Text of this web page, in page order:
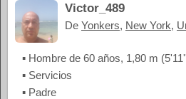
Victor_489
De Yonkers, New York,
▪ Hombre de 60 años, 1,80 m
▪ Servicios
▪ Padre